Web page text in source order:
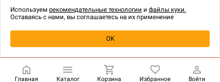
Купить| 5 990 ₽
технологии.
Главная Каталог Корзина Избранное Войти
Используем рекомендательные технологии и файлы куки.
Оставаясь с нами, вы соглашаетесь на их применение
OK